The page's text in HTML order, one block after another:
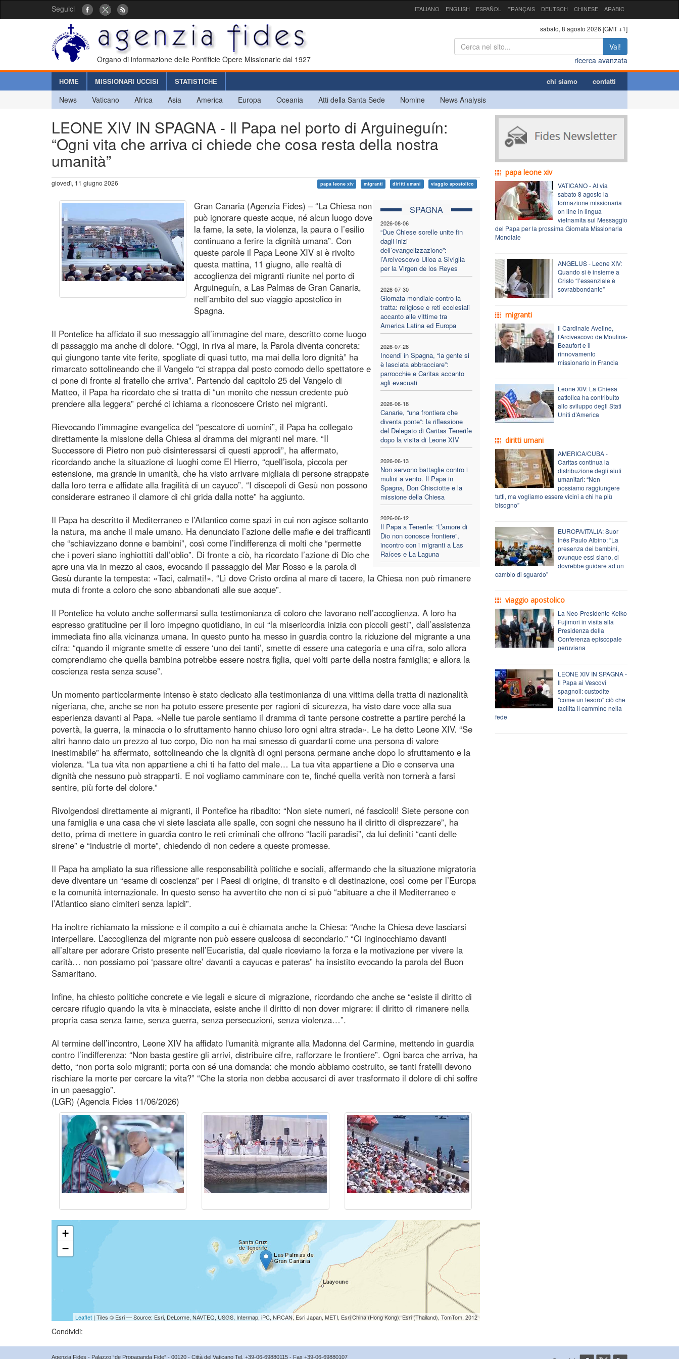
Seguici ITALIANO ENGLISH ESPAÑOL FRANÇAIS DEUTSCH CHINESE ARABIC
Organo di informazione delle Pontificie Opere Missionarie dal 1927
sabato, 8 agosto 2026 [GMT +1]
Vai!
ricerca avanzata
HOME MISSIONARI UCCISI STATISTICHE chi siamo contatti
News Vaticano Africa Asia America Europa Oceania Atti della Santa Sede Nomine News Analysis
LEONE XIV IN SPAGNA - Il Papa nel porto di Arguineguín:
“Ogni vita che arriva ci chiede che cosa resta della nostra
umanità”
giovedì, 11 giugno 2026 papa leone xiv migranti diritti umani viaggio apostolico
SPAGNA
2026-08-06
“Due Chiese sorelle unite fin
dagli inizi
dell’evangelizzazione”:
l’Arcivescovo Ulloa a Siviglia
per la Virgen de los Reyes
2026-07-30
Giornata mondiale contro la
tratta: religiose e reti ecclesiali
accanto alle vittime tra
America Latina ed Europa
2026-07-28
Incendi in Spagna, “la gente si
è lasciata abbracciare”:
parrocchie e Caritas accanto
agli evacuati
2026-06-18
Canarie, “una frontiera che
diventa ponte”: la riflessione
del Delegato di Caritas Tenerife
dopo la visita di Leone XIV
2026-06-13
Non servono battaglie contro i
mulini a vento. Il Papa in
Spagna, Don Chisciotte e la
missione della Chiesa
2026-06-12
Il Papa a Tenerife: “L’amore di
Dio non conosce frontiere”,
incontro con i migranti a Las
Raíces e La Laguna
Gran Canaria (Agenzia Fides) – “La Chiesa non
può ignorare queste acque, né alcun luogo dove
la fame, la sete, la violenza, la paura o l’esilio
continuano a ferire la dignità umana”. Con
queste parole il Papa Leone XIV si è rivolto
questa mattina, 11 giugno, alle realtà di
accoglienza dei migranti riunite nel porto di
Arguineguín, a Las Palmas de Gran Canaria,
nell’ambito del suo viaggio apostolico in
Spagna.
Il Pontefice ha affidato il suo messaggio all’immagine del mare, descritto come luogo
di passaggio ma anche di dolore. “Oggi, in riva al mare, la Parola diventa concreta:
qui giungono tante vite ferite, spogliate di quasi tutto, ma mai della loro dignità” ha
rimarcato sottolineando che il Vangelo “ci strappa dal posto comodo dello spettatore e
ci pone di fronte al fratello che arriva”. Partendo dal capitolo 25 del Vangelo di
Matteo, il Papa ha ricordato che si tratta di “un monito che nessun credente può
prendere alla leggera” perché ci ichiama a riconoscere Cristo nei migranti.
Rievocando l’immagine evangelica del “pescatore di uomini”, il Papa ha collegato
direttamente la missione della Chiesa al dramma dei migranti nel mare. “Il
Successore di Pietro non può disinteressarsi di questi approdi”, ha affermato,
ricordando anche la situazione di luoghi come El Hierro, “quell’isola, piccola per
estensione, ma grande in umanità, che ha visto arrivare migliaia di persone strappate
dalla loro terra e affidate alla fragilità di un cayuco”. “I discepoli di Gesù non possono
considerare estraneo il clamore di chi grida dalla notte” ha aggiunto.
Il Papa ha descritto il Mediterraneo e l’Atlantico come spazi in cui non agisce soltanto
la natura, ma anche il male umano. Ha denunciato l’azione delle mafie e dei trafficanti
che “schiavizzano donne e bambini”, così come l’indifferenza di molti che “permette
che i poveri siano inghiottiti dall’oblio”. Di fronte a ciò, ha ricordato l’azione di Dio che
apre una via in mezzo al caos, evocando il passaggio del Mar Rosso e la parola di
Gesù durante la tempesta: «Taci, calmati!». “Lì dove Cristo ordina al mare di tacere, la Chiesa non può rimanere
muta di fronte a coloro che sono abbandonati alle sue acque”.
Il Pontefice ha voluto anche soffermarsi sulla testimonianza di coloro che lavorano nell’accoglienza. A loro ha
espresso gratitudine per il loro impegno quotidiano, in cui “la misericordia inizia con piccoli gesti”, dall’assistenza
immediata fino alla vicinanza umana. In questo punto ha messo in guardia contro la riduzione del migrante a una
cifra: “quando il migrante smette di essere ‘uno dei tanti’, smette di essere una categoria e una cifra, solo allora
comprendiamo che quella bambina potrebbe essere nostra figlia, quei volti parte della nostra famiglia; e allora la
coscienza resta senza scuse”.
Un momento particolarmente intenso è stato dedicato alla testimonianza di una vittima della tratta di nazionalità
nigeriana, che, anche se non ha potuto essere presente per ragioni di sicurezza, ha visto dare voce alla sua
esperienza davanti al Papa. «Nelle tue parole sentiamo il dramma di tante persone costrette a partire perché la
povertà, la guerra, la minaccia o lo sfruttamento hanno chiuso loro ogni altra strada». Le ha detto Leone XIV. “Se
altri hanno dato un prezzo al tuo corpo, Dio non ha mai smesso di guardarti come una persona di valore
inestimabile” ha affermato, sottolineando che la dignità di ogni persona permane anche dopo lo sfruttamento e la
violenza. “La tua vita non appartiene a chi ti ha fatto del male… La tua vita appartiene a Dio e conserva una
dignità che nessuno può strapparti. E noi vogliamo camminare con te, finché quella verità non tornerà a farsi
sentire, più forte del dolore.”
Rivolgendosi direttamente ai migranti, il Pontefice ha ribadito: “Non siete numeri, né fascicoli! Siete persone con
una famiglia e una casa che vi siete lasciata alle spalle, con sogni che nessuno ha il diritto di disprezzare”, ha
detto, prima di mettere in guardia contro le reti criminali che offrono “facili paradisi”, da lui definiti “canti delle
sirene” e “industrie di morte”, chiedendo di non cedere a queste promesse.
Il Papa ha ampliato la sua riflessione alle responsabilità politiche e sociali, affermando che la situazione migratoria
deve diventare un “esame di coscienza” per i Paesi di origine, di transito e di destinazione, così come per l’Europa
e la comunità internazionale. In questo senso ha avvertito che non ci si può “abituare a che il Mediterraneo e
l’Atlantico siano cimiteri senza lapidi”.
Ha inoltre richiamato la missione e il compito a cui è chiamata anche la Chiesa: “Anche la Chiesa deve lasciarsi
interpellare. L’accoglienza del migrante non può essere qualcosa di secondario.” “Ci inginocchiamo davanti
all’altare per adorare Cristo presente nell’Eucaristia, dal quale riceviamo la forza e la motivazione per vivere la
carità… non possiamo poi ‘passare oltre’ davanti a cayucas e pateras” ha insistito evocando la parola del Buon
Samaritano.
Infine, ha chiesto politiche concrete e vie legali e sicure di migrazione, ricordando che anche se “esiste il diritto di
cercare rifugio quando la vita è minacciata, esiste anche il diritto di non dover migrare: il diritto di rimanere nella
propria casa senza fame, senza guerra, senza persecuzioni, senza violenza…”.
Al termine dell’incontro, Leone XIV ha affidato l'umanità migrante alla Madonna del Carmine, mettendo in guardia
contro l’indifferenza: “Non basta gestire gli arrivi, distribuire cifre, rafforzare le frontiere”. Ogni barca che arriva, ha
detto, “non porta solo migranti; porta con sé una domanda: che mondo abbiamo costruito, se tanti fratelli devono
rischiare la morte per cercare la vita?” “Che la storia non debba accusarci di aver trasformato il dolore di chi soffre
in un paesaggio”.
(LGR) (Agencia Fides 11/06/2026)
+
−
Leaflet| Tiles © Esri — Source: Esri, DeLorme, NAVTEQ, USGS, Intermap, iPC, NRCAN, Esri Japan, METI, Esri China (Hong Kong), Esri (Thailand), TomTom, 2012
Condividi:
papa leone xiv
VATICANO - Al via
sabato 8 agosto la
formazione missionaria
on line in lingua
vietnamita sul Messaggio
del Papa per la prossima Giornata Missionaria
Mondiale
ANGELUS - Leone XIV:
Quando si è insieme a
Cristo “l’essenziale è
sovrabbondante”
migranti
Il Cardinale Aveline,
l’Arcivescovo de Moulins-
Beaufort e il
rinnovamento
missionario in Francia
Leone XIV: La Chiesa
cattolica ha contribuito
allo sviluppo degli Stati
Uniti d’America
diritti umani
AMERICA/CUBA -
Caritas continua la
distribuzione degli aiuti
umanitari: “Non
possiamo raggiungere
tutti, ma vogliamo essere vicini a chi ha più
bisogno”
EUROPA/ITALIA: Suor
Inês Paulo Albino: “La
presenza dei bambini,
ovunque essi siano, ci
dovrebbe guidare ad un
cambio di sguardo”
viaggio apostolico
La Neo-Presidente Keiko
Fujimori in visita alla
Presidenza della
Conferenza episcopale
peruviana
LEONE XIV IN SPAGNA -
Il Papa ai Vescovi
spagnoli: custodite
"come un tesoro" ciò che
facilita il cammino nella
fede
Agenzia Fides - Palazzo “de Propaganda Fide” - 00120 - Città del Vaticano Tel. +39-06-69880115 - Fax +39-06-69880107